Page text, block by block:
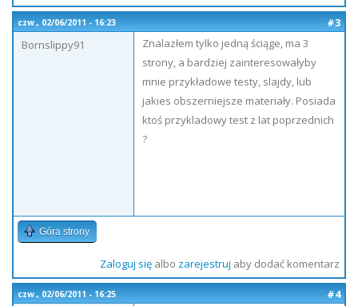
czw., 02/06/2011 - 16:23
#3
Bornslippy91
Znalazłem tylko jedną ściąge, ma 3
strony, a bardziej zainteresowałyby
mnie przykładowe testy, slajdy, lub
jakies obszerniejsze materiały. Posiada
ktoś przykladowy test z lat poprzednich
?
Góra strony
Zaloguj sięalbo zarejestruj aby dodać komentarz
czw., 02/06/2011 - 16:25
#4